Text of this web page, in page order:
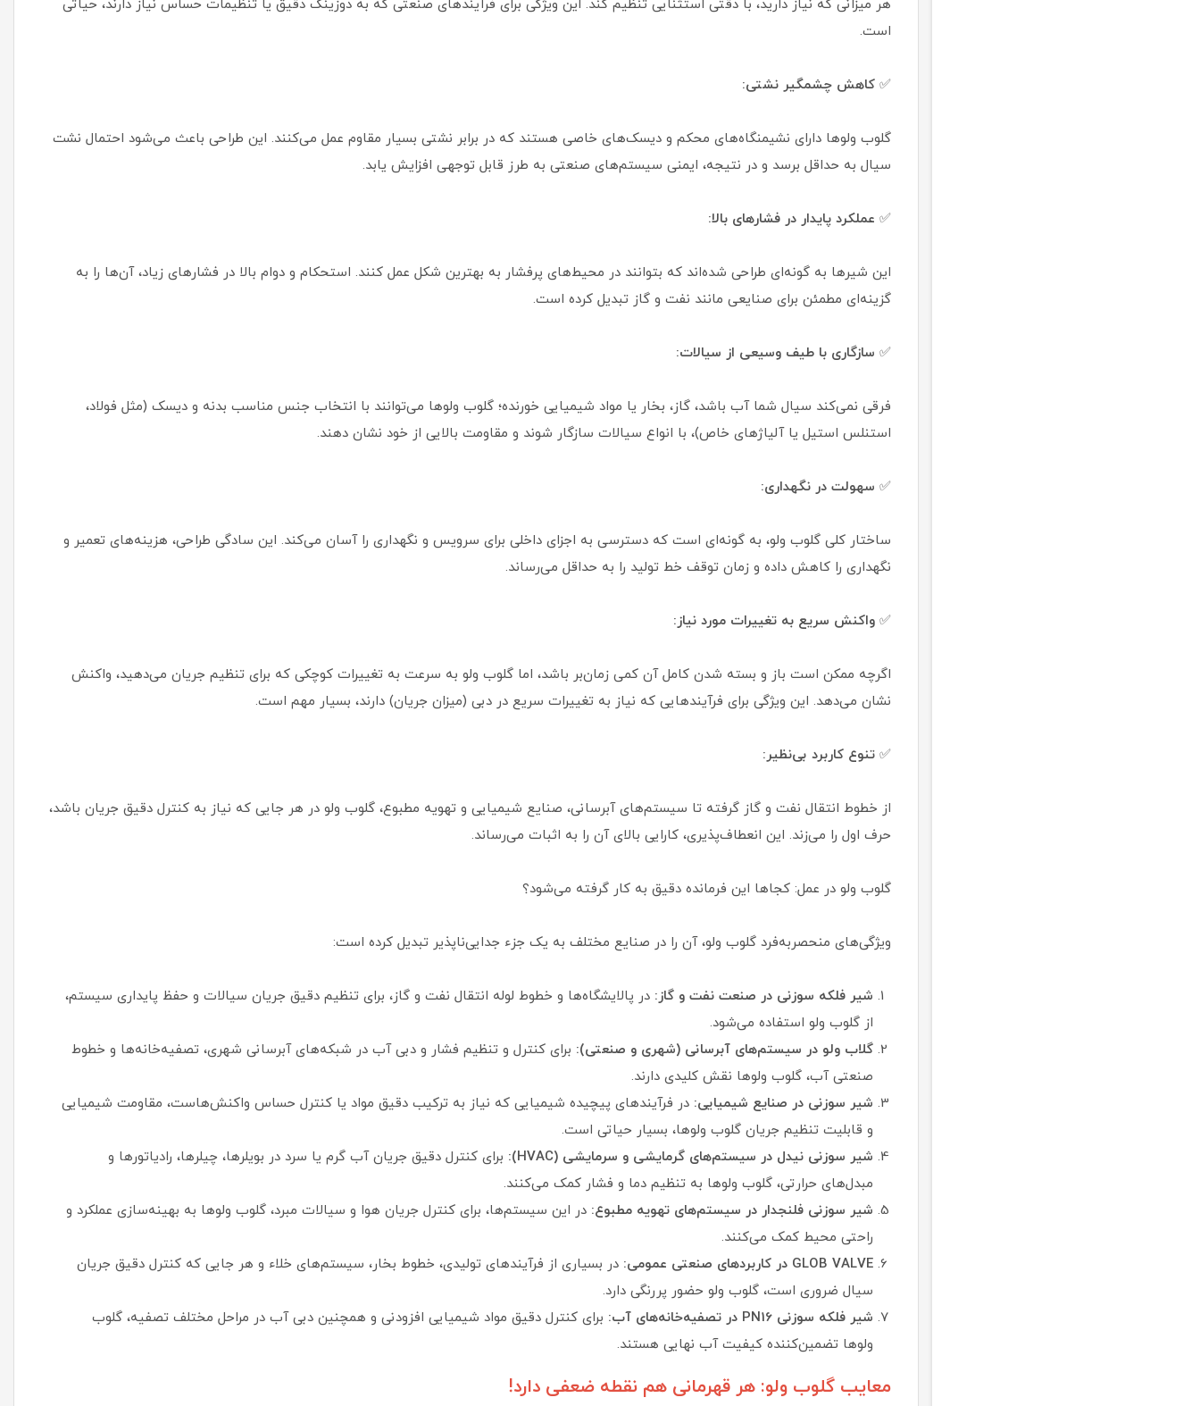
هر میزانی که نیاز دارید، با دقتی استثنایی تنظیم کند. این ویژگی برای فرآیندهای صنعتی که به دوزینگ دقیق یا تنظیمات حساس نیاز دارند، حیاتی
است.
✅ کاهش چشمگیر نشتی:
گلوب ولوها دارای نشیمنگاه‌های محکم و دیسک‌های خاصی هستند که در برابر نشتی بسیار مقاوم عمل می‌کنند. این طراحی باعث می‌شود احتمال نشت
سیال به حداقل برسد و در نتیجه، ایمنی سیستم‌های صنعتی به طرز قابل توجهی افزایش یابد.
✅ عملکرد پایدار در فشارهای بالا:
این شیرها به گونه‌ای طراحی شده‌اند که بتوانند در محیط‌های پرفشار به بهترین شکل عمل کنند. استحکام و دوام بالا در فشارهای زیاد، آن‌ها را به
گزینه‌ای مطمئن برای صنایعی مانند نفت و گاز تبدیل کرده است.
✅ سازگاری با طیف وسیعی از سیالات:
فرقی نمی‌کند سیال شما آب باشد، گاز، بخار یا مواد شیمیایی خورنده؛ گلوب ولوها می‌توانند با انتخاب جنس مناسب بدنه و دیسک (مثل فولاد،
استنلس استیل یا آلیاژهای خاص)، با انواع سیالات سازگار شوند و مقاومت بالایی از خود نشان دهند.
✅ سهولت در نگهداری:
ساختار کلی گلوب ولو، به گونه‌ای است که دسترسی به اجزای داخلی برای سرویس و نگهداری را آسان می‌کند. این سادگی طراحی، هزینه‌های تعمیر و
نگهداری را کاهش داده و زمان توقف خط تولید را به حداقل می‌رساند.
✅ واکنش سریع به تغییرات مورد نیاز:
اگرچه ممکن است باز و بسته شدن کامل آن کمی زمان‌بر باشد، اما گلوب ولو به سرعت به تغییرات کوچکی که برای تنظیم جریان می‌دهید، واکنش
نشان می‌دهد. این ویژگی برای فرآیندهایی که نیاز به تغییرات سریع در دبی (میزان جریان) دارند، بسیار مهم است.
✅ تنوع کاربرد بی‌نظیر:
از خطوط انتقال نفت و گاز گرفته تا سیستم‌های آبرسانی، صنایع شیمیایی و تهویه مطبوع، گلوب ولو در هر جایی که نیاز به کنترل دقیق جریان باشد،
حرف اول را می‌زند. این انعطاف‌پذیری، کارایی بالای آن را به اثبات می‌رساند.
گلوب ولو در عمل: کجاها این فرمانده دقیق به کار گرفته می‌شود؟
ویژگی‌های منحصربه‌فرد گلوب ولو، آن را در صنایع مختلف به یک جزء جدایی‌ناپذیر تبدیل کرده است:
شیر فلکه سوزنی در صنعت نفت و گاز: در پالایشگاه‌ها و خطوط لوله انتقال نفت و گاز، برای تنظیم دقیق جریان سیالات و حفظ پایداری سیستم،
از گلوب ولو استفاده می‌شود.
گلاب ولو در سیستم‌های آبرسانی (شهری و صنعتی): برای کنترل و تنظیم فشار و دبی آب در شبکه‌های آبرسانی شهری، تصفیه‌خانه‌ها و خطوط
صنعتی آب، گلوب ولوها نقش کلیدی دارند.
شیر سوزنی در صنایع شیمیایی: در فرآیندهای پیچیده شیمیایی که نیاز به ترکیب دقیق مواد یا کنترل حساس واکنش‌هاست، مقاومت شیمیایی
و قابلیت تنظیم جریان گلوب ولوها، بسیار حیاتی است.
شیر سوزنی نیدل در سیستم‌های گرمایشی و سرمایشی (HVAC):
برای کنترل دقیق جریان آب گرم یا سرد در بویلرها، چیلرها، رادیاتورها و
مبدل‌های حرارتی، گلوب ولوها به تنظیم دما و فشار کمک می‌کنند.
شیر سوزنی فلنجدار در سیستم‌های تهویه مطبوع: در این سیستم‌ها، برای کنترل جریان هوا و سیالات مبرد، گلوب ولوها به بهینه‌سازی عملکرد و
راحتی محیط کمک می‌کنند.
GLOB VALVE در کاربردهای صنعتی عمومی:
در بسیاری از فرآیندهای تولیدی، خطوط بخار، سیستم‌های خلاء و هر جایی که کنترل دقیق جریان
سیال ضروری است، گلوب ولو حضور پررنگی دارد.
شیر فلکه سوزنی PN16 در تصفیه‌خانه‌های آب:
برای کنترل دقیق مواد شیمیایی افزودنی و همچنین دبی آب در مراحل مختلف تصفیه، گلوب
ولوها تضمین‌کننده کیفیت آب نهایی هستند.
معایب گلوب ولو: هر قهرمانی هم نقطه ضعفی دارد!